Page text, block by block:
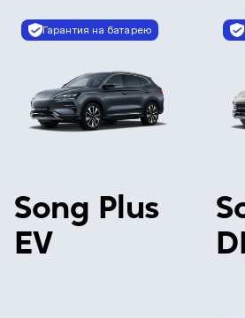
Гарантия на батарею
Song Plus
EV